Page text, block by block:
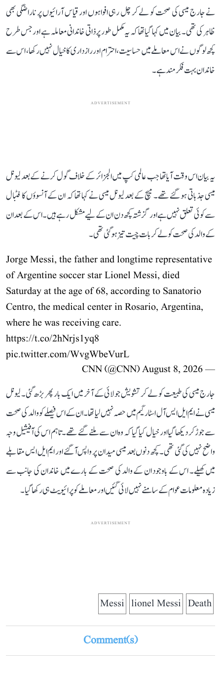
نے جارج میسی کی صحت کو لے کر چل رہی افواہوں اور قیاس آرائیوں پر ناراضگی بھی
ظاہر کی تھی۔ بیان میں کہا گیا تھا کہ یہ مکمل طور پر ذاتی خاندانی معاملہ ہے اور جس طرح
کچھ لوگوں نے اس معاملے میں حساسیت، احترام اور رازداری کا خیال نہیں رکھا، اس سے
خاندان بہت فکرمند ہے۔
ADVERTISEMENT
یہ بیان اس وقت آیا تھا جب عالمی کپ میں الجزائر کے خلاف گول کرنے کے بعد لیونل
میسی جذباتی ہو گئے تھے۔ میچ کے بعد لیونل میسی نے کہا تھا کہ ان کے آنسوؤں کا فٹبال
سے کوئی تعلق نہیں ہے اور گزشتہ کچھ دن ان کے لیے مشکل رہے ہیں۔ اس کے بعد ان
کے والد کی صحت کو لے کر بات چیت تیز ہو گئی تھی۔
Jorge Messi, the father and longtime representative
of Argentine soccer star Lionel Messi, died
Saturday at the age of 68, according to Sanatorio
Centro, the medical center in Rosario, Argentina,
where he was receiving care.
https://t.co/2hNrjs1yq8
pic.twitter.com/WvgWbeVurL
— CNN (@CNN)
August 8, 2026
جارج میسی کی طبیعت کو لے کر تشویش جولائی کے آخر میں ایک بار پھر بڑھ گئی۔ لیونل
میسی نے ایم ایل ایس آل اسٹار گیم میں حصہ نہیں لیا تھا۔ ان کے اس فیصلے کو والد کی صحت
سے جوڑ کر دیکھا گیا اور خیال کیا گیا کہ وہ ان سے ملنے گئے تھے۔ تاہم اس کی آفیشیل وجہ
واضح نہیں کی گئی تھی۔ کچھ دنوں بعد میسی میدان پر واپس آ گئے اور ایم ایل ایس مقابلے
میں کھیلے۔ اس کے باوجود ان کے والد کی صحت کے بارے میں خاندان کی جانب سے
زیادہ معلومات عوام کے سامنے نہیں لائی گئیں اور معاملے کو پرائیویٹ ہی رکھا گیا۔
ADVERTISEMENT
Death
lionel Messi
Messi
Comment(s)